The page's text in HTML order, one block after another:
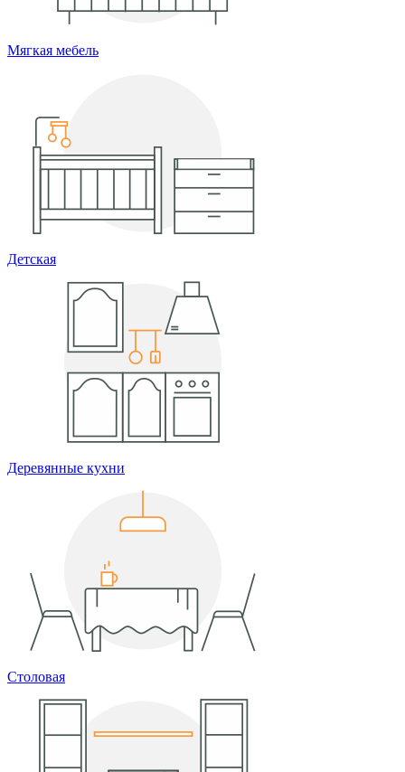
Мягкая мебель
Детская
Деревянные кухни
Столовая